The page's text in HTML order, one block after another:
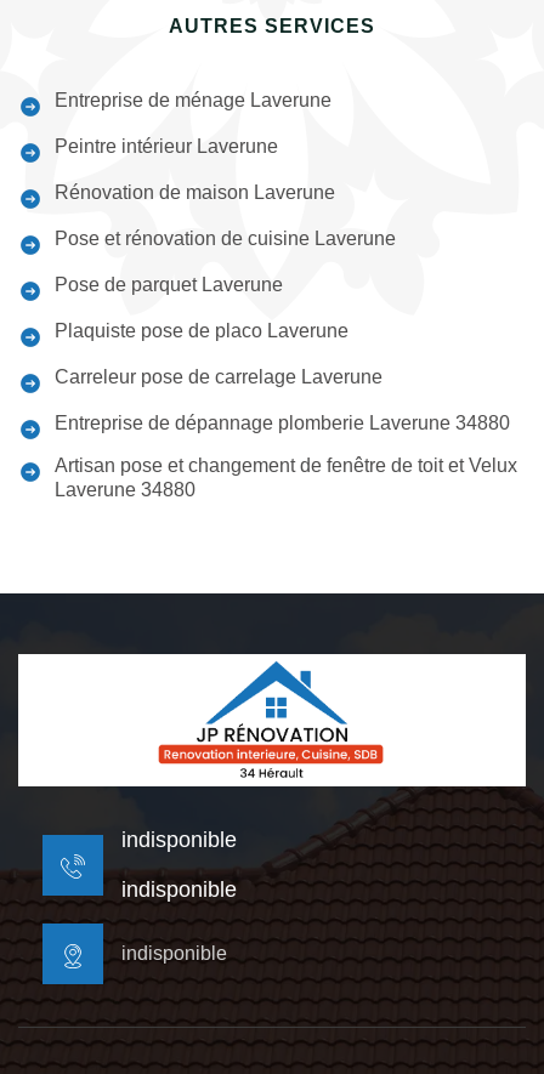
AUTRES SERVICES
Entreprise de ménage Laverune
Peintre intérieur Laverune
Rénovation de maison Laverune
Pose et rénovation de cuisine Laverune
Pose de parquet Laverune
Plaquiste pose de placo Laverune
Carreleur pose de carrelage Laverune
Entreprise de dépannage plomberie Laverune 34880
Artisan pose et changement de fenêtre de toit et Velux
Laverune 34880
indisponible
indisponible
indisponible